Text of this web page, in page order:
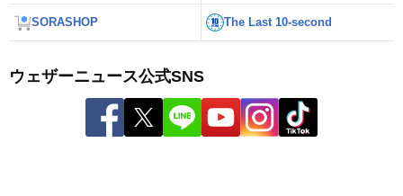
SORASHOP The Last 10-second
ウェザーニュース公式SNS